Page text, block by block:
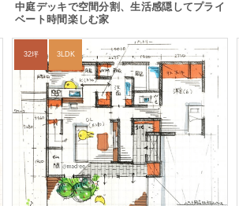
中庭デッキで空間分割、生活感隠してプライ
ベート時間楽しむ家
32坪 3LDK